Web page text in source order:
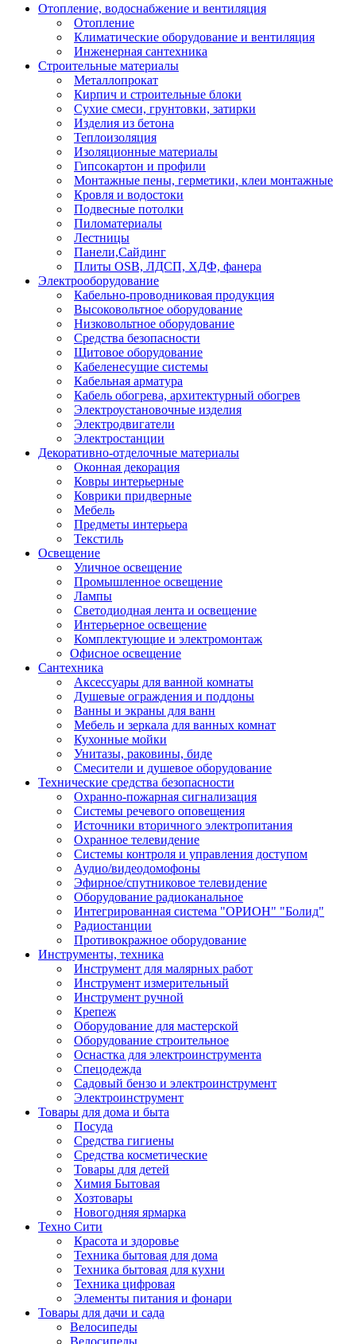
Отопление, водоснабжение и вентиляция
Отопление
Климатические оборудование и вентиляция
Инженерная сантехника
Строительные материалы
Металлопрокат
Кирпич и строительные блоки
Сухие смеси, грунтовки, затирки
Изделия из бетона
Теплоизоляция
Изоляционные материалы
Гипсокартон и профили
Монтажные пены, герметики, клеи монтажные
Кровля и водостоки
Подвесные потолки
Пиломатериалы
Лестницы
Панели,Сайдинг
Плиты OSB, ЛДСП, ХДФ, фанера
Электрооборудование
Кабельно-проводниковая продукция
Высоковольтное оборудование
Низковольтное оборудование
Средства безопасности
Щитовое оборудование
Кабеленесущие системы
Кабельная арматура
Кабель обогрева, архитектурный обогрев
Электроустановочные изделия
Электродвигатели
Электростанции
Декоративно-отделочные материалы
Оконная декорация
Ковры интерьерные
Коврики придверные
Мебель
Предметы интерьера
Текстиль
Освещение
Уличное освещение
Промышленное освещение
Лампы
Светодиодная лента и освещение
Интерьерное освещение
Комплектующие и электромонтаж
Офисное освещение
Сантехника
Аксессуары для ванной комнаты
Душевые ограждения и поддоны
Ванны и экраны для ванн
Мебель и зеркала для ванных комнат
Кухонные мойки
Унитазы, раковины, биде
Смесители и душевое оборудование
Технические средства безопасности
Охранно-пожарная сигнализация
Системы речевого оповещения
Источники вторичного электропитания
Охранное телевидение
Системы контроля и управления доступом
Аудио/видеодомофоны
Эфирное/спутниковое телевидение
Оборудование радиоканальное
Интегрированная система "ОРИОН" "Болид"
Радиостанции
Противокражное оборудование
Инструменты, техника
Инструмент для малярных работ
Инструмент измерительный
Инструмент ручной
Крепеж
Оборудование для мастерской
Оборудование строительное
Оснастка для электроинструмента
Спецодежда
Садовый бензо и электроинструмент
Электроинструмент
Товары для дома и быта
Посуда
Средства гигиены
Средства косметические
Товары для детей
Химия Бытовая
Хозтовары
Новогодняя ярмарка
Техно Сити
Красота и здоровье
Техника бытовая для дома
Техника бытовая для кухни
Техника цифровая
Элементы питания и фонари
Товары для дачи и сада
Велосипеды
Велосипеды